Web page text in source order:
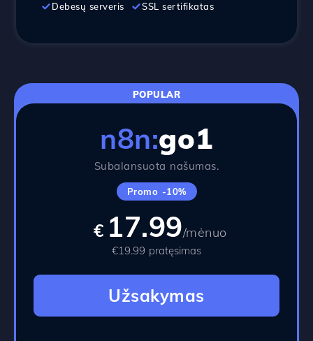
Debesų serveris
SSL sertifikatas
POPULAR
n8n:go1
Subalansuota našumas.
Promo -10%
€ 17.99/mėnuo
€19.99 pratęsimas
Užsakymas